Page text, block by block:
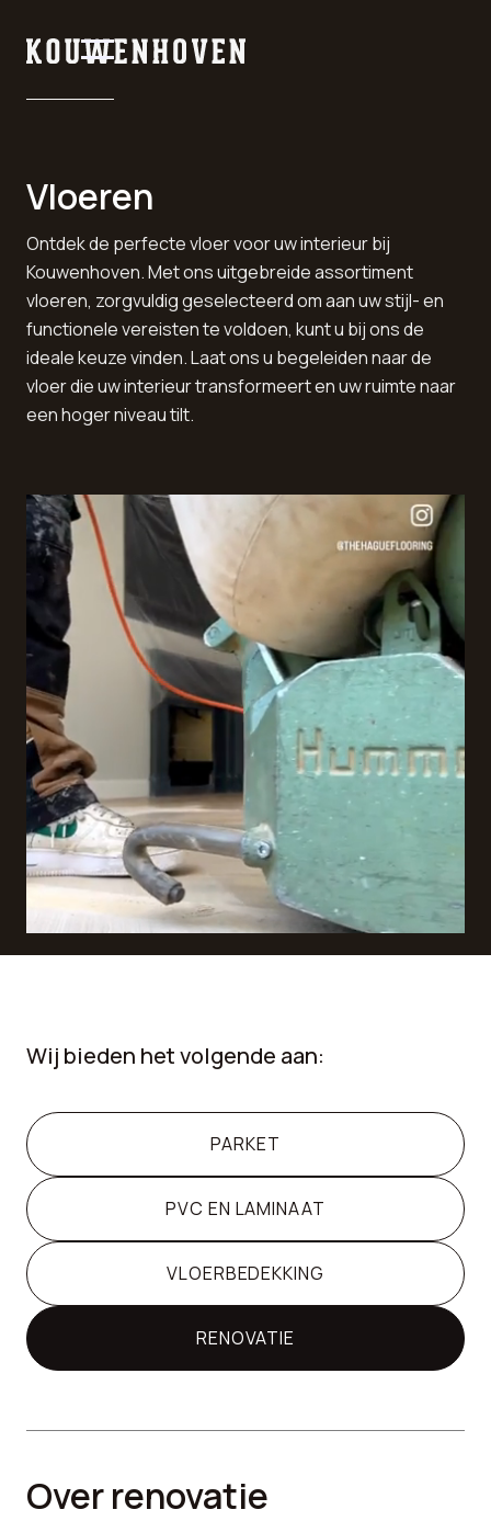
Vloeren
Ontdek de perfecte vloer voor uw interieur bij
Kouwenhoven. Met ons uitgebreide assortiment
vloeren, zorgvuldig geselecteerd om aan uw stijl- en
functionele vereisten te voldoen, kunt u bij ons de
ideale keuze vinden. Laat ons u begeleiden naar de
vloer die uw interieur transformeert en uw ruimte naar
een hoger niveau tilt.
Wij bieden het volgende aan:
PARKET
PVC EN LAMINAAT
VLOERBEDEKKING
RENOVATIE
Over renovatie